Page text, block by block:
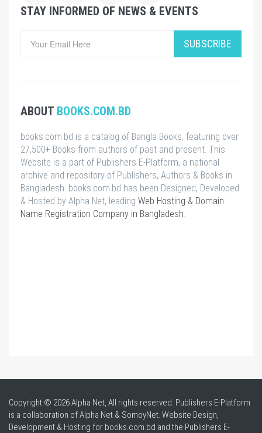
STAY INFORMED OF NEWS & EVENTS
SUBSCRIBE
ABOUT BOOKS.COM.BD
books.com.bd is a catalog of Bangla Books, featuring over
27,500+ Books from authors of past and present. This
Website is a part of Publishers E-Platform, a national
archive and repository of Publishers, Authors & Books in
Bangladesh. books.com.bd has been Designed, Developed
& Hosted by Alpha Net, leading Web Hosting & Domain
Name Registration Company in Bangladesh
Copyright © 2026 Alpha Net, All rights reserved. Publishers E-Platform
is a collaboration of Alpha Net & SomoyNet. Website Design,
Development & Hosting for books.com.bd and the Publishers E-